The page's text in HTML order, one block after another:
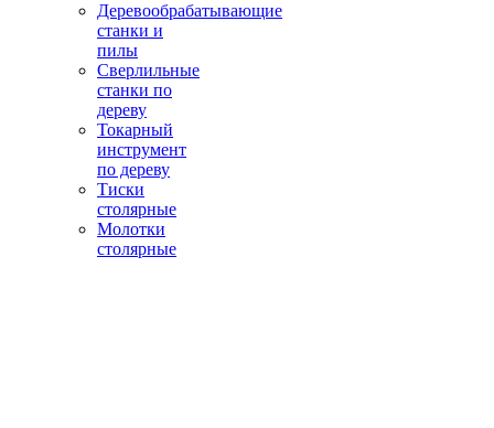
Деревообрабатывающие
станки и
пилы
Сверлильные
станки по
дереву
Токарный
инструмент
по дереву
Тиски
столярные
Молотки
столярные